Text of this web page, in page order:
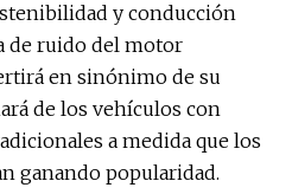
y conducción
de ruido del motor
en sinónimo de su
de los vehículos con
a medida que los
ganando popularidad.